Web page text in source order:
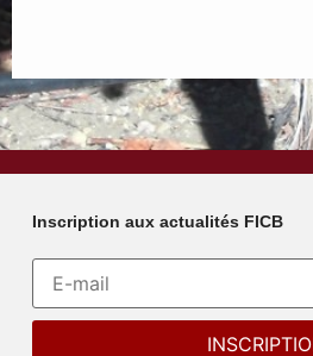
Inscription aux actualités FICB